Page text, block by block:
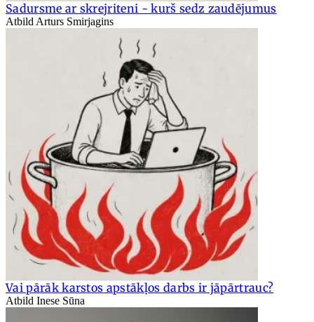
Sadursme ar skrejriteni - kurš sedz zaudējumus
Atbild Arturs Smirjagins
Vai pārāk karstos apstākļos darbs ir jāpārtrauc?
Atbild Inese Sūna